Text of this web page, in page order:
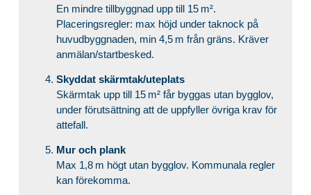
En mindre tillbyggnad upp till 15 m².
Placeringsregler: max höjd under taknock på
huvudbyggnaden, min 4,5 m från gräns. Kräver
anmälan/startbesked.
Skyddat skärmtak/uteplats
Skärmtak upp till 15 m² får byggas utan bygglov,
under förutsättning att de uppfyller övriga krav för
attefall.
Mur och plank
Max 1,8 m högt utan bygglov. Kommunala regler
kan förekomma.